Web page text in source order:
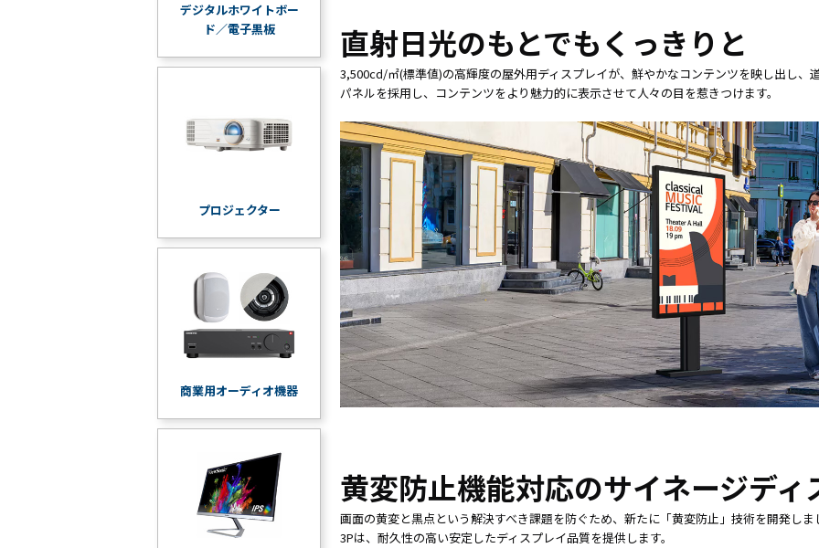
業務用タ
ブレッ
ト・デジ
ネージ
SALE
ス
カタ
ログ
一覧
直射日光のもとでもくっきりと
3,500cd/㎡(標準値)の高輝度の屋外用ディスプレイが、鮮やかなコンテンツを映し出し、
パネルを採用し、コンテンツをより魅力的に表示させて人々の目を惹きつけます。
黄変防止機能対応のサイネージディ
画面の黄変と黒点という解決すべき課題を防ぐため、新たに「黄変防止」技術を開発し
3Pは、耐久性の高い安定したディスプレイ品質を提供します。
デジタルホワイトボー
ド／電子黒板
プロジェクター
商業用オーディオ機器